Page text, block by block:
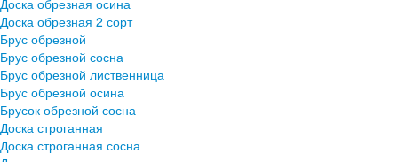
Доска обрезная осина
Доска обрезная 2 сорт
Брус обрезной
Брус обрезной сосна
Брус обрезной лиственница
Брус обрезной осина
Брусок обрезной сосна
Доска строганная
Доска строганная сосна